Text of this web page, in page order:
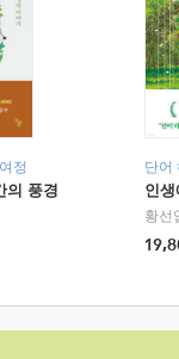
정
의 풍경
단어
인
황선